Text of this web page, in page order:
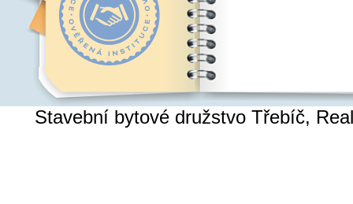
Stavební bytové družstvo Třebíč,